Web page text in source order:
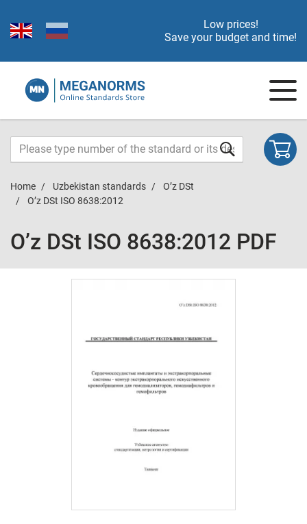
Low prices!
Save your budget and time!
Home Uzbekistan standards
O’z DSt
O’z DSt ISO 8638:2012
O’z DSt ISO 8638:2012 PDF